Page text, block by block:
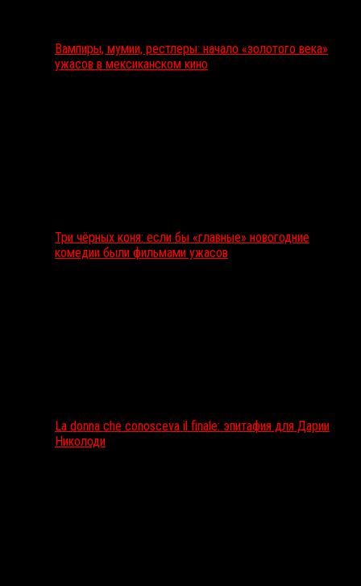
Вампиры, мумии, рестлеры: начало «золотого века»
ужасов в мексиканском кино
Три чёрных коня: если бы «главные» новогодние
комедии были фильмами ужасов
La donna che conosceva il finale: эпитафия для Дарии
Николоди